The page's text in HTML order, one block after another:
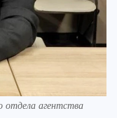
отдела агентства